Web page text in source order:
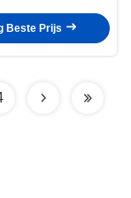
Beste Prijs